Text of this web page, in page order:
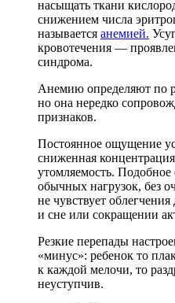
насыщать ткани
снижением числа
называется анемией.
кровотечения —
синдрома.
Анемию определяют по
но она нередко
признаков.
Постоянное ощущение
сниженная
утомляемость. Подобное
обычных нагрузок, без
не чувствует
и сне или сокращении
Резкие перепады
«минус»: ребенок то
к каждой мелочи, то
неуступчив.